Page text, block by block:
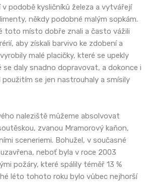
podobě kysličníků železa a vytvářejí
někdy podobné malým sopkám.
toto místo dobře znali a často vážili
aby získali barvivo ke zdobení a
malé placičky, které se upekly
daly snadno dopravovat, a dokonce i
se jen nastrouhaly a smísily
naleziště můžeme absolvovat
zvanou Mramorový kaňon,
sceneriemi. Bohužel, v současné
neboť byla v roce 2003
požáry, které spálily téměř 13 %
léto tohoto roku bylo vůbec nejhorší